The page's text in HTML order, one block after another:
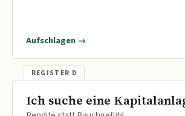
Aufschlagen →
Ich suche eine